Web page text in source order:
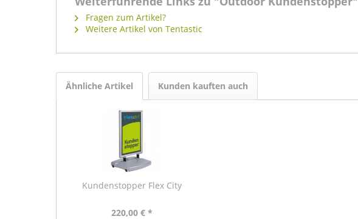
Fragen zum Artikel?
Weitere Artikel von Tentastic
Ähnliche Artikel Kunden kauften auch
Kundenstopper Flex City
220,00 € *